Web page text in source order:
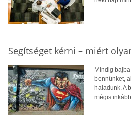
Segítséget kérni – miért
Mindig
bennünket,
haladunk. A
mégis